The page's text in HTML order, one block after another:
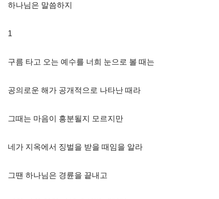
하나님은 말씀하지
1
구름 타고 오는 예수를 너희 눈으로 볼 때는
공의로운 해가 공개적으로 나타난 때라
그때는 마음이 흥분될지 모르지만
네가 지옥에서 징벌을 받을 때임을 알라
그땐 하나님은 경륜을 끝내고